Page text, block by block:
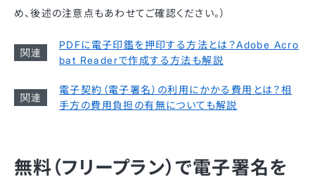
め、後述の注意点もあわせてご確認ください。）
PDFに電子印鑑を押印する方法とは？Adobe Acro
bat Readerで作成する方法も解説
電子契約（電子署名）の利用にかかる費用とは？相
手方の費用負担の有無についても解説
無料（フリープラン）で電子署名を